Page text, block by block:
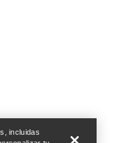
incluidas